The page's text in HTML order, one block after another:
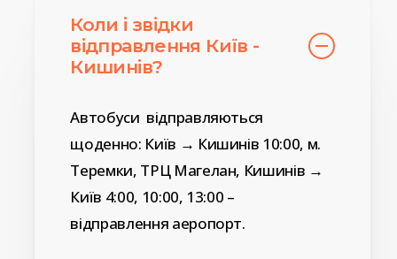
Коли і звідки
відправлення Київ -
Кишинів?
Автобуси відправляються
щоденно: Київ → Кишинів 10:00, м.
Теремки, ТРЦ Магелан, Кишинів →
Київ 4:00, 10:00, 13:00 –
відправлення аеропорт.